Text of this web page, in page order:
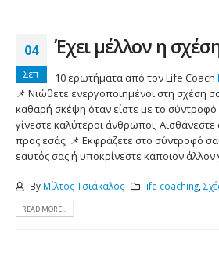
04
Σεπ
Έχει μέλλον η
10 ερωτήματα από τον Life Coach
📌 Νιώθετε ενεργοποιημένοι στη σχέση
καθαρή σκέψη όταν είστε με το σύντροφό
γίνεστε καλύτεροι άνθρωποι;
προς εσάς; 📌 Εκφράζετε στο σύντροφό
εαυτός σας ή υποκρίνεστε κάποιον άλλον
By Μίλτος Τσιάκαλος life coaching,
READ MORE...